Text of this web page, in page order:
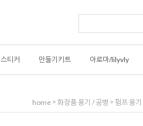
스티커 만들기키트 아로마/lilyvly
home > 화장품 용기 / 공병 > 펌프 용기